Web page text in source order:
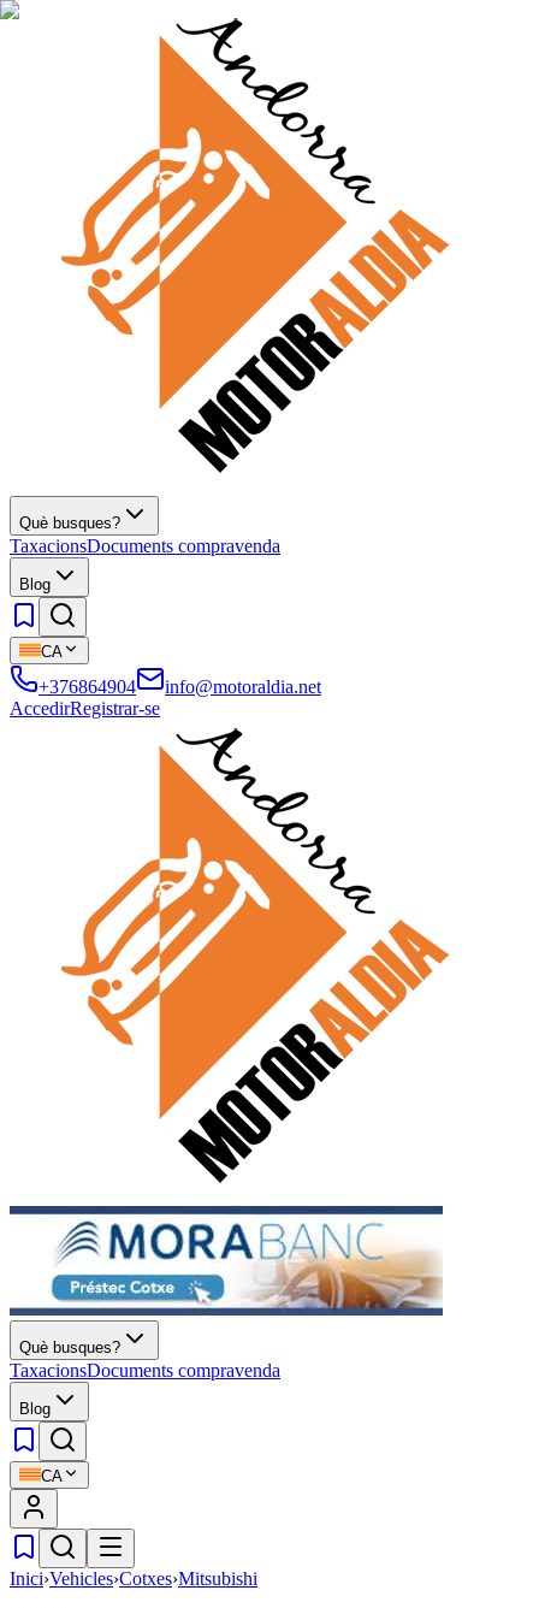
Què busques?
TaxacionsDocuments compravenda
Blog
CA
+376864904
info@motoraldia.net
AccedirRegistrar-se
Què busques?
TaxacionsDocuments compravenda
Blog
CA
Inici›Vehicles›Cotxes›Mitsubishi